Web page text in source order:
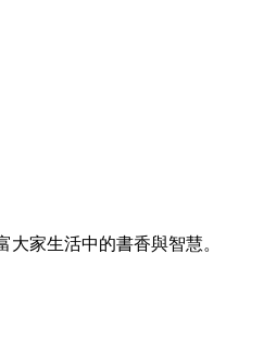
家生活中的書香與智慧。